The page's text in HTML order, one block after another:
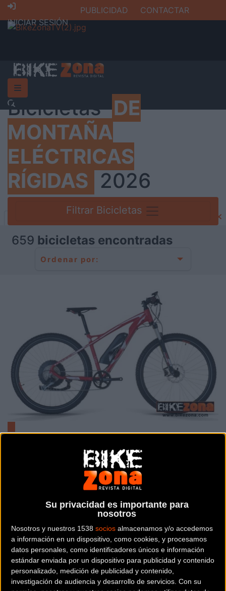
Su privacidad es importante para
nosotros
Nosotros y nuestros 1538 socios almacenamos y/o accedemos
a información en un dispositivo, como cookies, y procesamos
datos personales, como identificadores únicos e información
estándar enviada por un dispositivo para publicidad y contenido
personalizado, medición de publicidad y contenido,
investigación de audiencia y desarrollo de servicios. Con su
INICIAR SESIÓN
PUBLICIDAD CONTACTAR
BicicletasDE
MONTAÑA
ELÉCTRICAS
RÍGIDAS 2026
Filtrar Bicicletas
659 bicicletas encontradas
Ordenar por:
ELÉCTRICAS - MTB RÍGIDAS
1.898
En la gama de e-mtb Olympia 2018 debuta RH, versión más económica de